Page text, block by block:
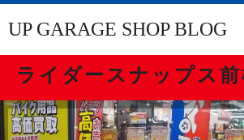
UP GARAGE SHOP BLOG
ライダースナップス